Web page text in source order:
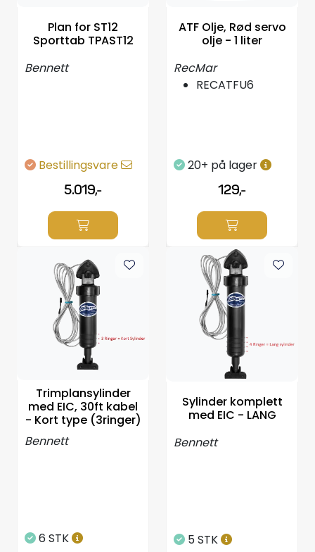
Plan for ST12
Sporttab TPAST12
Bennett
Bestillingsvare
5.019,-
ATF Olje, Rød servo
olje - 1 liter
RecMar
RECATFU6
20+ på lager
129,-
Trimplansylinder
med EIC, 30ft kabel
- Kort type (3ringer)
Bennett
6 STK
Sylinder komplett
med EIC - LANG
Bennett
5 STK
Verktøy
Anoder
Brannslukkere
Motordeler
Propeller
Servicesett
Outlet